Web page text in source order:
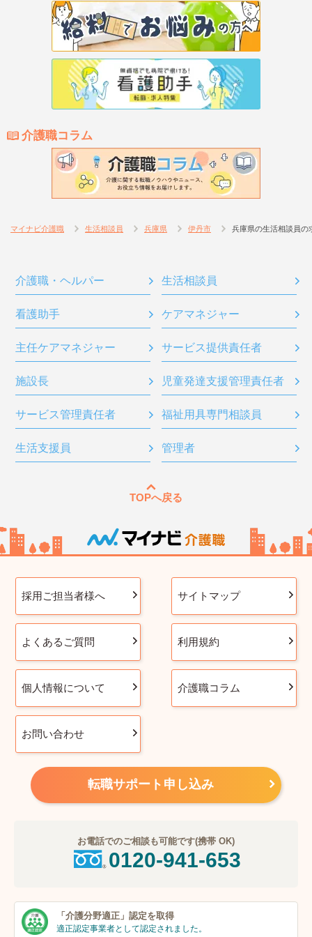
介護職コラム
マイナビ介護職 生活相談員 兵庫県 伊丹市 兵庫県の生活相談員の
介護職・ヘルパー 生活相談員
看護助手 ケアマネジャー
主任ケアマネジャー サービス提供責任者
施設長 児童発達支援管理責任者
サービス管理責任者 福祉用具専門相談員
生活支援員 管理者
TOPへ戻る
採用ご担当者様へ サイトマップ
よくあるご質問 利用規約
個人情報について 介護職コラム
お問い合わせ
転職サポート申し込み
お電話でのご相談も可能です(携帯 OK)
0120-941-653
「介護分野適正」 認定を取得
適正認定事業者として認定されました。